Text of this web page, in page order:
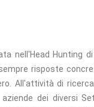
nell'Head Hunting
risposte
All'attività di
aziende dei diversi